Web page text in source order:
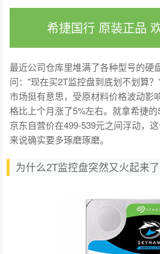
希捷国行 原装正品
最近公司仓库里堆满了各种型号的硬
问："现在买2T监控盘到底划不划算
市场挺有意思，受原材料价格波动影
格比上个月涨了5%左右。就拿希捷
京东自营价在499-539元之间浮动，
来说确实要多琢磨琢磨。
为什么2T监控盘突然又火起来了